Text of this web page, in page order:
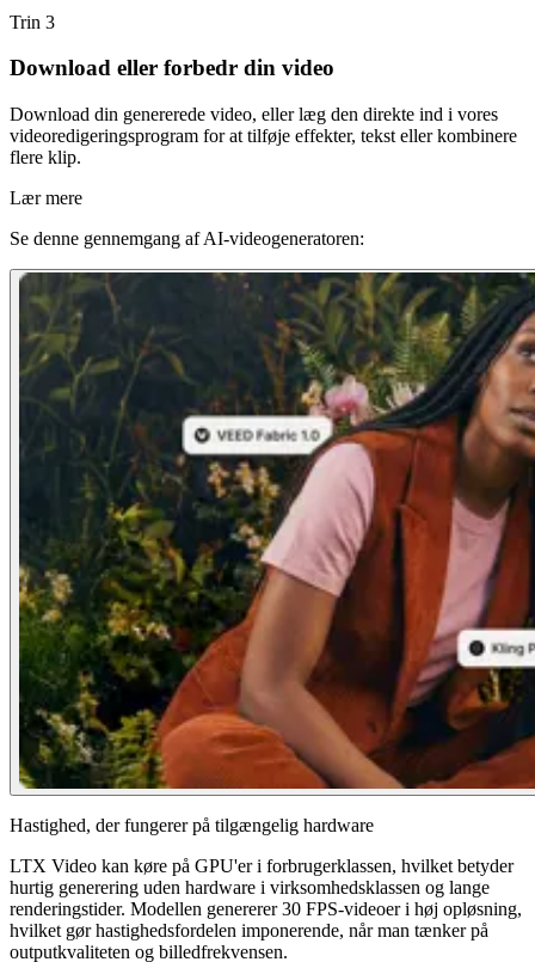
Trin 3
Download eller forbedr din video
Download din genererede video, eller læg den direkte ind i vores
videoredigeringsprogram for at tilføje effekter, tekst eller kombinere
flere klip.
Lær mere
Se denne gennemgang af AI-videogeneratoren:
Hastighed, der fungerer på tilgængelig hardware
LTX Video kan køre på GPU'er i forbrugerklassen, hvilket betyder
hurtig generering uden hardware i virksomhedsklassen og lange
renderingstider. Modellen genererer 30 FPS-videoer i høj opløsning,
hvilket gør hastighedsfordelen imponerende, når man tænker på
outputkvaliteten og billedfrekvensen.